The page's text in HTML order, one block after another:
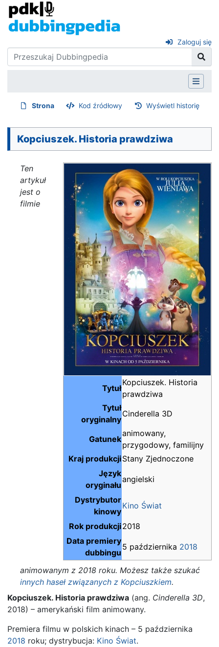
Zaloguj się
Strona Kod źródłowy Wyświetl historię
Kopciuszek. Historia prawdziwa
Tytuł
Kopciuszek. Historia
prawdziwa
Tytuł
oryginalny
Cinderella 3D
Gatunek
animowany,
przygodowy, familijny
Kraj produkcjiStany Zjednoczone
Język
oryginału
angielski
Dystrybutor
kinowy
Kino Świat
Rok produkcji2018
Data premiery
dubbingu
5 października 2018
Ten
artykuł
jest o
filmie
animowanym z 2018 roku. Możesz także szukać
innych haseł związanych z Kopciuszkiem.
Kopciuszek. Historia prawdziwa (ang. Cinderella 3D,
2018) – amerykański film animowany.
Premiera filmu w polskich kinach – 5 października
2018 roku; dystrybucja: Kino Świat.